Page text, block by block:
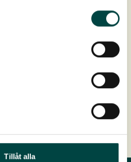
Tillåt alla
+ 40 st clips (2 st/m)